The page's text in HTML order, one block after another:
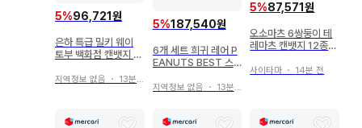
5%96,721원
은하 특급 밀키 웨이
토부 백화점 캔뱃지 카
지역정보 없음 ・ 13분 전
5%187,540원
6개 세트 희귀 레어 P
EANUTS BEST 스
리
지역정보 없음 ・ 13분 전
5%87,571원
오소마츠 6쌍둥이 테
레마츠 캔뱃지 12종
잇카라, 쥬시마츠, 토
사이타마 ・ 14분 전